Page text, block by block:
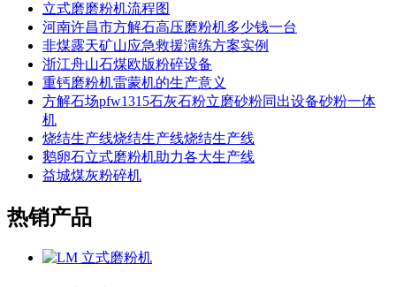
立式磨磨粉机流程图
河南许昌市方解石高压磨粉机多少钱一台
非煤露天矿山应急救援演练方案实例
浙江舟山石煤欧版粉碎设备
重钙磨粉机雷蒙机的生产意义
方解石场pfw1315石灰石粉立磨砂粉同出设备砂粉一体
机
烧结生产线烧结生产线烧结生产线
鹅卵石立式磨粉机助力各大生产线
益城煤灰粉碎机
热销产品